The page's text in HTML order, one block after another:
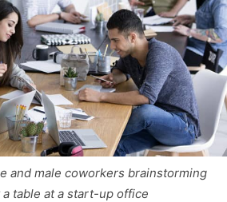
and male coworkers brainstorming
table at a start-up office